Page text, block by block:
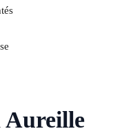
Aureille